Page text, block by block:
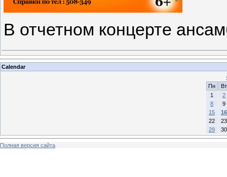
В отчетном концерте
Calendar
Пн
Вт
1
2
8
9
15
16
22
23
29
30
Полная версия сайта